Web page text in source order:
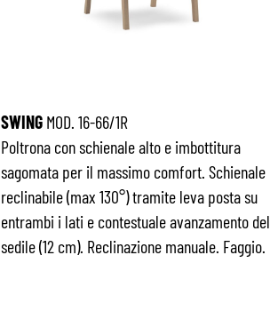
SWINGMOD. 16-66/1R
Poltrona con schienale alto e imbottitura
sagomata per il massimo comfort. Schienale
reclinabile (max 130°) tramite leva posta su
entrambi i lati e contestuale avanzamento del
sedile (12 cm). Reclinazione manuale. Faggio.